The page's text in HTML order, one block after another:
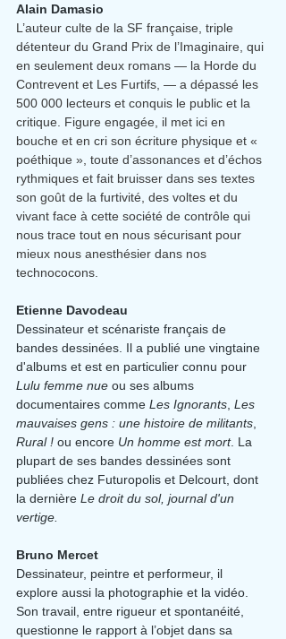
Alain Damasio
L’auteur culte de la SF française, triple
détenteur du Grand Prix de l’Imaginaire, qui
en seulement deux romans — la Horde du
Contrevent et Les Furtifs, — a dépassé les
500 000 lecteurs et conquis le public et la
critique. Figure engagée, il met ici en
bouche et en cri son écriture physique et «
poéthique », toute d’assonances et d’échos
rythmiques et fait bruisser dans ses textes
son goût de la furtivité, des voltes et du
vivant face à cette société de contrôle qui
nous trace tout en nous sécurisant pour
mieux nous anesthésier dans nos
technococons.
Etienne Davodeau
Dessinateur et scénariste français de
bandes dessinées. Il a publié une vingtaine
d'albums et est en particulier connu pour
Lulu femme nue ou ses albums
documentaires comme Les Ignorants Les
mauvaises gens : une histoire de militants
Rural ! ou encore Un homme est mort. La
plupart de ses bandes dessinées sont
publiées chez Futuropolis et Delcourt, dont
la dernière Le droit du sol, journal d'un
vertige.
Bruno Mercet
Dessinateur, peintre et performeur, il
explore aussi la photographie et la vidéo.
Son travail, entre rigueur et spontanéité,
questionne le rapport à l’objet dans sa